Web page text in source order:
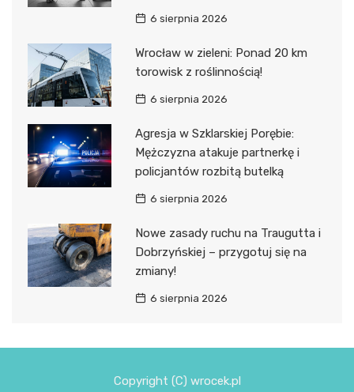
6 sierpnia 2026
Wrocław w zieleni: Ponad 20 km
torowisk z roślinnością!
6 sierpnia 2026
Agresja w Szklarskiej Porębie:
Mężczyzna atakuje partnerkę i
policjantów rozbitą butelką
6 sierpnia 2026
Nowe zasady ruchu na Traugutta i
Dobrzyńskiej – przygotuj się na
zmiany!
6 sierpnia 2026
Copyright (C) wrocek.pl